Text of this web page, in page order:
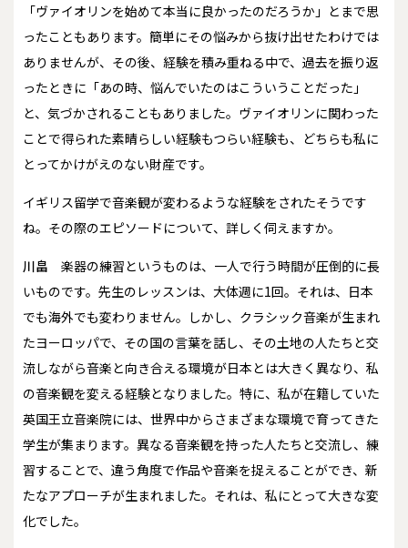
「ヴァイオリンを始めて本当に良かったのだろうか」とまで思
ったこともあります。簡単にその悩みから抜け出せたわけでは
ありませんが、その後、経験を積み重ねる中で、過去を振り返
ったときに「あの時、悩んでいたのはこういうことだった」
と、気づかされることもありました。ヴァイオリンに関わった
ことで得られた素晴らしい経験もつらい経験も、どちらも私に
とってかけがえのない財産です。
――イギリス留学で音楽観が変わるような経験をされたそうです
ね。その際のエピソードについて、詳しく伺えますか。
川畠
楽器の練習というものは、一人で行う時間が圧倒的に長
いものです。先生のレッスンは、大体週に1回。それは、日本
でも海外でも変わりません。しかし、クラシック音楽が生まれ
たヨーロッパで、その国の言葉を話し、その土地の人たちと交
流しながら音楽と向き合える環境が日本とは大きく異なり、私
の音楽観を変える経験となりました。特に、私が在籍していた
英国王立音楽院には、世界中からさまざまな環境で育ってきた
学生が集まります。異なる音楽観を持った人たちと交流し、練
習することで、違う角度で作品や音楽を捉えることができ、新
たなアプローチが生まれました。それは、私にとって大きな変
化でした。